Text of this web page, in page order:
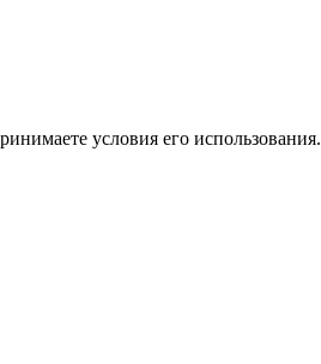
условия его использования.